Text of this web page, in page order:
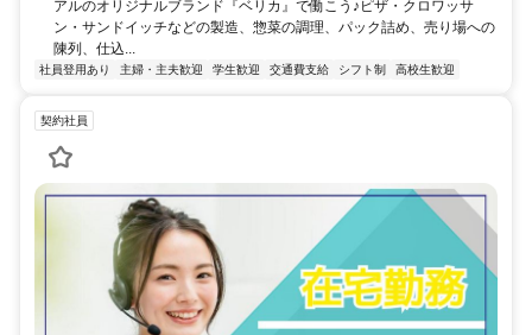
アルのオリジナルブランド『ベリカ』で働こう♪ピザ・クロワッサ
ン・サンドイッチなどの製造、惣菜の調理、パック詰め、売り場への
陳列、仕込...
社員登用あり 主婦・主夫歓迎 学生歓迎 交通費支給 シフト制 高校生歓迎
契約社員